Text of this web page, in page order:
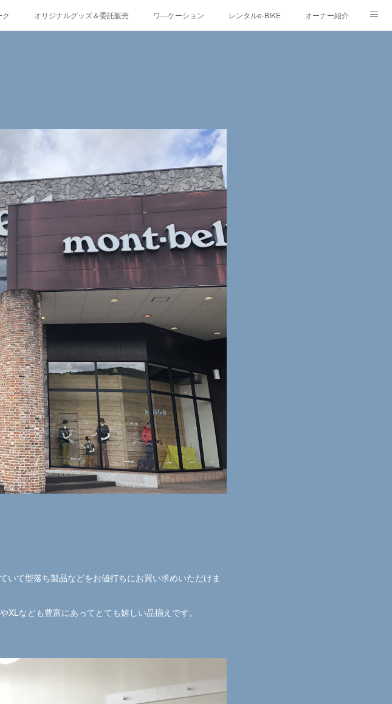
オリジナルグッズ＆委託販売 ワ―ケーション レンタルe-BIKE オーナー紹介
いて型落ち製品などをお値打ちにお買い求めいただけま
なども豊富にあってとても嬉しい品揃えです。